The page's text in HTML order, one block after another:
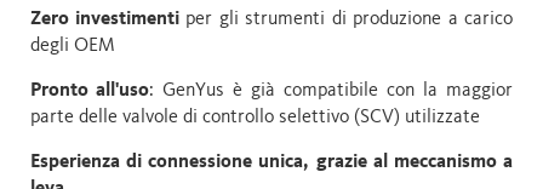
Zero investimentiper gli strumenti di produzione a carico
degli OEM
Pronto all'uso: GenYus è già compatibile con la maggior
parte delle valvole di controllo selettivo (SCV) utilizzate
Esperienza di connessione unica, grazie al meccanismo a